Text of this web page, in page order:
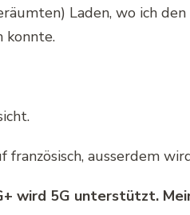
Laden, wo ich
konnte.
ausserdem
wird 5G unterstützt.